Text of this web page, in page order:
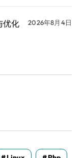
优化 2026年8月4日